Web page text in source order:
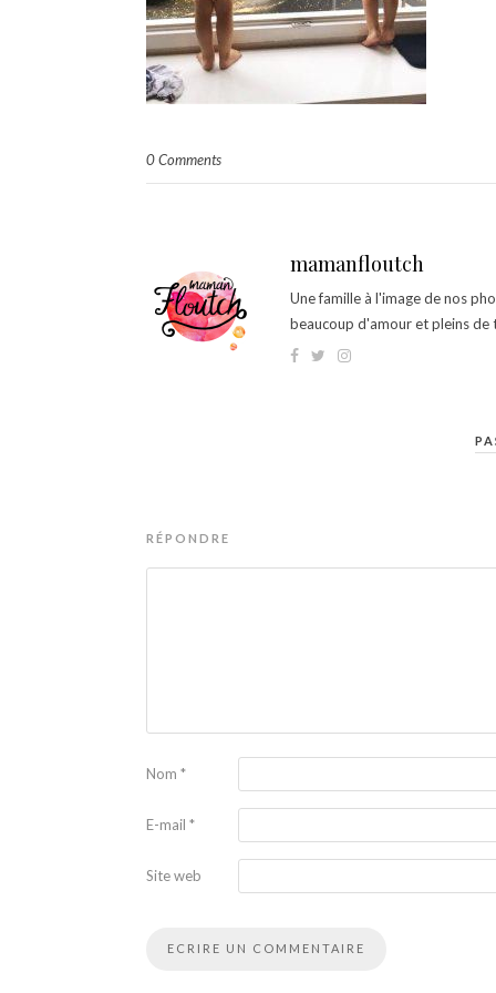
0 Comments
mamanfloutch
Une famille à l'image de nos
beaucoup d'amour et pleins de
RÉPONDRE
Nom *
E-mail *
Site web